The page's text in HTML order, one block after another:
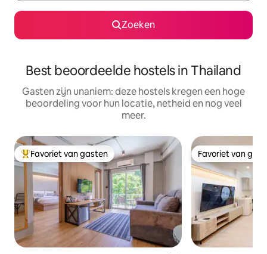
Zoeken
Best beoordeelde hostels in Thailand
Gasten zijn unaniem: deze hostels kregen een hoge
beoordeling voor hun locatie, netheid en nog veel
meer.
Topfavoriet van gasten
Favoriet van gasten Favoriet van
Favoriet van